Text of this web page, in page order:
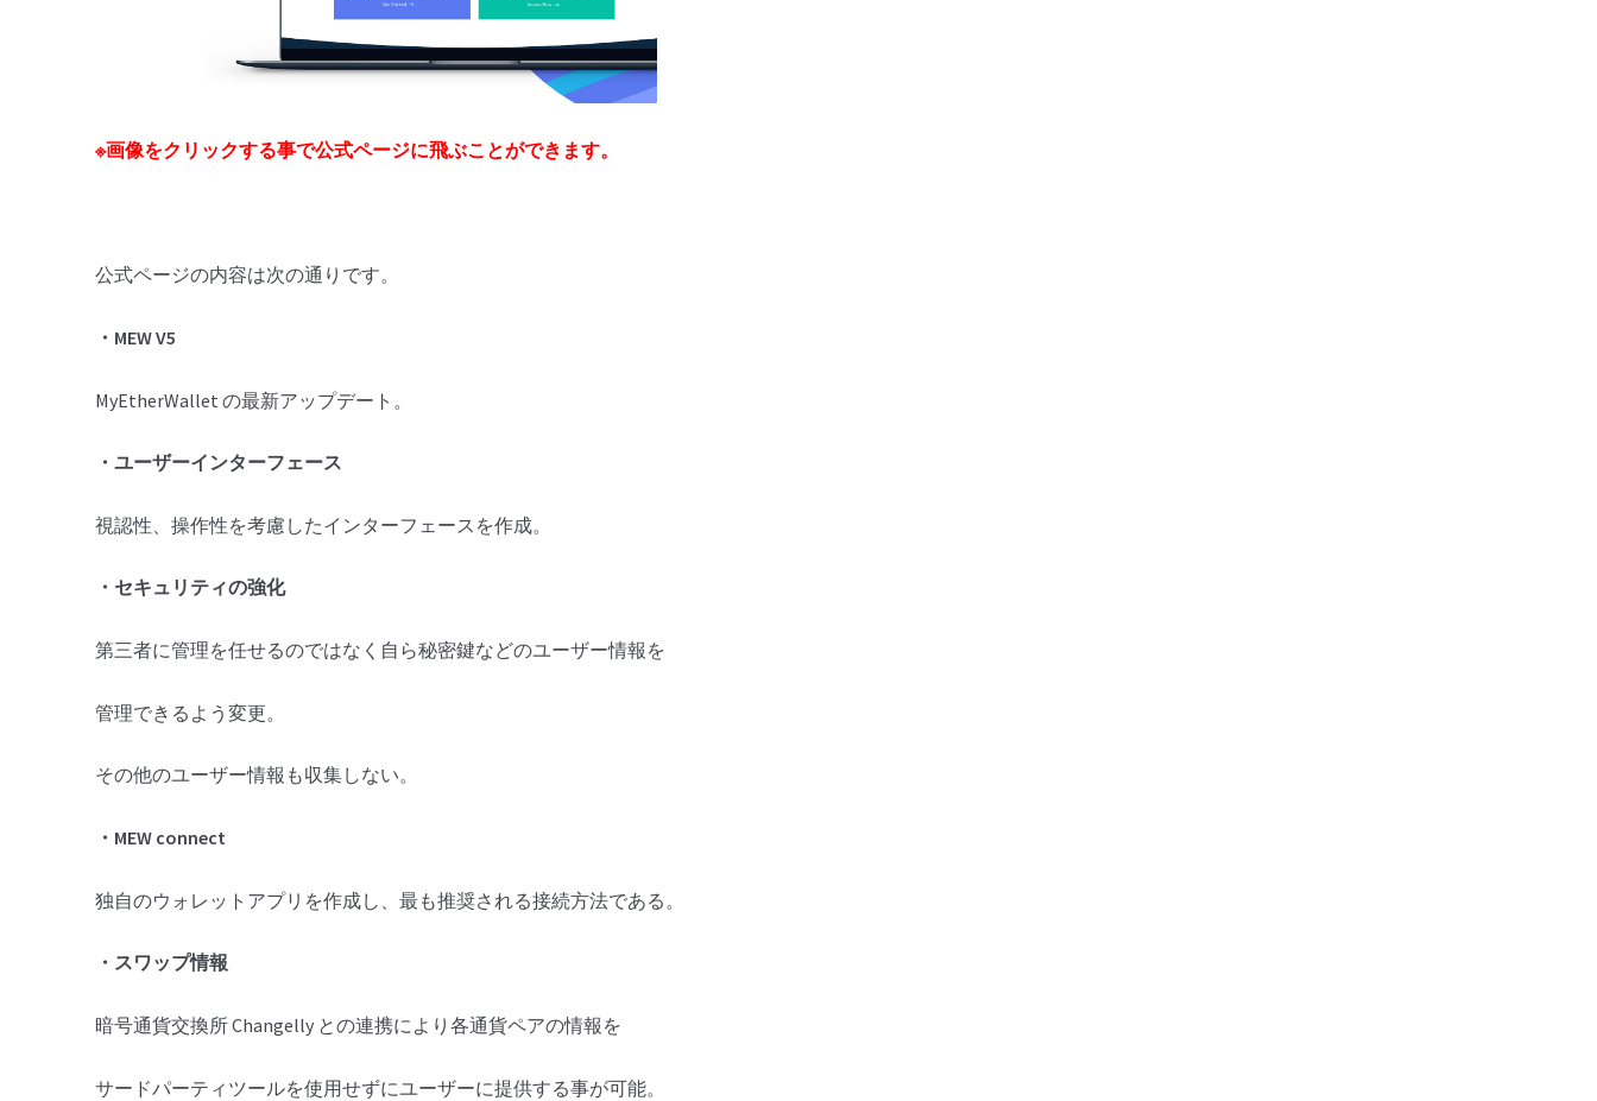
※画像をクリックする事で公式ページに飛ぶことができます。
公式ページの内容は次の通りです。
・MEW V5
MyEtherWallet の最新アップデート。
・ユーザーインターフェース
視認性、操作性を考慮したインターフェースを作成。
・セキュリティの強化
第三者に管理を任せるのではなく自ら秘密鍵などのユーザー情報を
管理できるよう変更。
その他のユーザー情報も収集しない。
・MEW connect
独自のウォレットアプリを作成し、最も推奨される接続方法である。
・スワップ情報
暗号通貨交換所 Changelly との連携により各通貨ペアの情報を
サードパーティツールを使用せずにユーザーに提供する事が可能。